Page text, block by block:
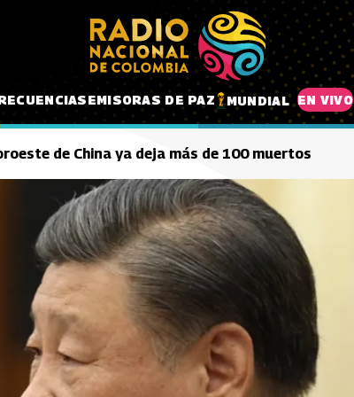
EMISORAS DE PAZ MUNDIAL EN VIVO
de China ya deja más de 100 muertos